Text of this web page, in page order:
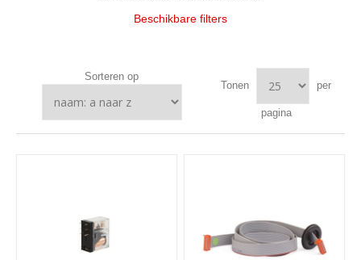
Beschikbare filters
Sorteren op
Tonen per
pagina